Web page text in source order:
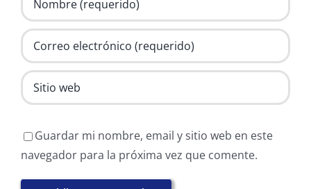
Guardar mi nombre, email y sitio web en este
navegador para la próxima vez que comente.